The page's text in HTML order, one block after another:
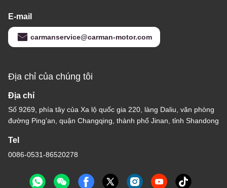
E-mail
carmanservice@carman-motor.com
Địa chỉ của chúng tôi
Địa chỉ
Số 9269, phía tây của Xa lộ quốc gia 220, làng Daliu, văn phòng
đường Ping'an, quận Changqing, thành phố Jinan, tỉnh Shandong
Tel
0086-0531-86520278